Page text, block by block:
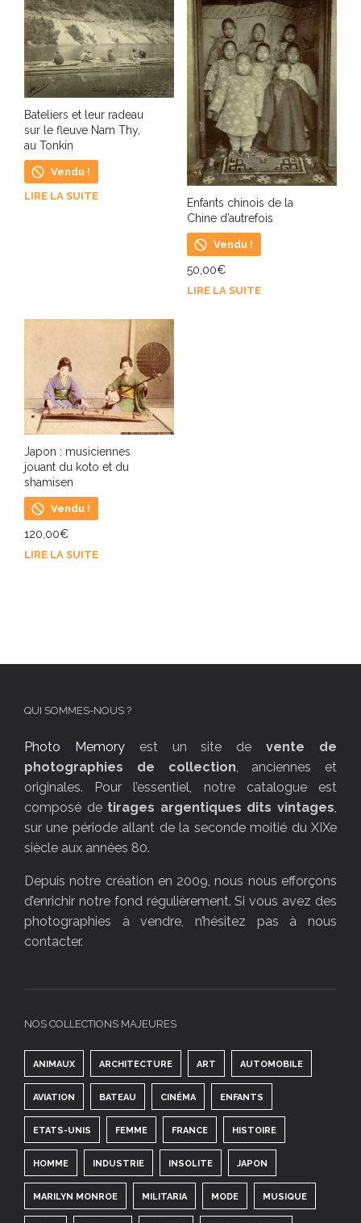
Bateliers et leur radeau
sur le fleuve Nam Thy,
au Tonkin
Vendu !
LIRE LA SUITE
Enfants chinois de la
Chine d’autrefois
Vendu !
50,00€
LIRE LA SUITE
Japon : musiciennes
jouant du koto et du
shamisen
Vendu !
120,00€
LIRE LA SUITE
QUI SOMMES-NOUS ?
Photo Memoryest un site devente de
photographies de collection, anciennes et
originales. Pour l’essentiel, notre catalogue est
composé de tirages argentiques dits vintages,
sur une période allant de la seconde moitié du XIXe
siècle aux années 80.
Depuis notre création en 2009, nous nous efforçons
d’enrichir notre fond régulièrement. Si vous avez des
photographies à vendre, n’hésitez pas à nous
contacter.
NOS COLLECTIONS MAJEURES
ANIMAUX ARCHITECTURE ART AUTOMOBILE
AVIATION BATEAU CINÉMA ENFANTS
ETATS-UNIS FEMME FRANCE HISTOIRE
HOMME INDUSTRIE INSOLITE JAPON
MARILYN MONROE MILITARIA MODE MUSIQUE